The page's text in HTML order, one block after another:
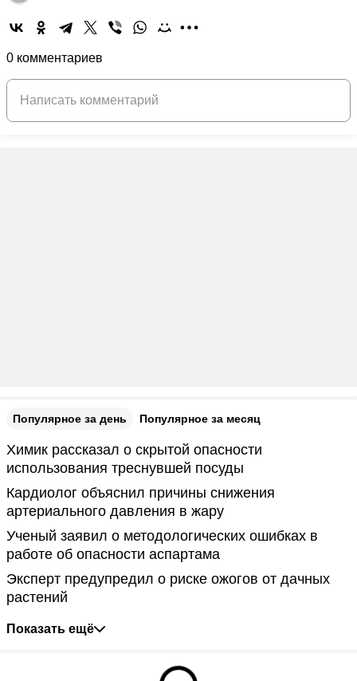
0 комментариев
Популярное за день Популярное за месяц
Химик рассказал о скрытой опасности
использования треснувшей посуды
Кардиолог объяснил причины снижения
артериального давления в жару
Ученый заявил о методологических ошибках в
работе об опасности аспартама
Эксперт предупредил о риске ожогов от дачных
растений
Показать ещё